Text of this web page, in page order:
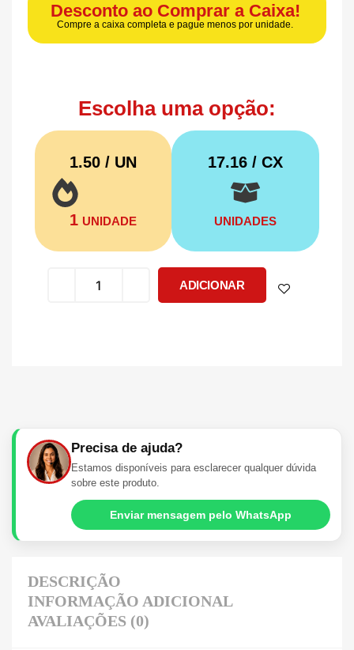
Desconto ao Comprar a Caixa!
Compre a caixa completa e pague menos por unidade.
Escolha uma opção:
1.50 / UN
1 UNIDADE
17.16/ CX
UNIDADES
ADICIONAR
Precisa de ajuda?
Estamos disponíveis para esclarecer qualquer dúvida
sobre este produto.
Enviar mensagem pelo WhatsApp
DESCRIÇÃO
INFORMAÇÃO ADICIONAL
AVALIAÇÕES (0)